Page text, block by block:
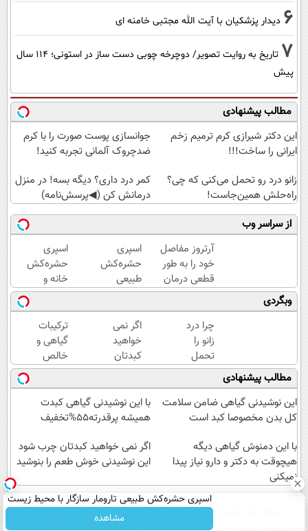
6 دیدار پزشکیان با آیت الله مجتبی خامنه ای
7
تاریخ به روایت تصویر/ دوچرخه چوبی دست ساز در استونی؛ 114 سال
پیش
مطالب پیشنهادی
این دکتر شیرازی کرم ترمیم زخم
ایرانی را ساخت!!!
جوانسازی پوست صورت را با کرم
ضدچروک آلمانی تجربه کنید!
زانو درد رو تحمل می‌کنی که چی؟
راه‌حلش همین‌جاست!
کمر درد داری؟ دیگه بسه! در منزل
درمانش کن (◀پرسش‌نامه)
از سراسر وب
آرتروز مفاصل
خود را به طور
قطعی درمان
کنید!
◗پرسش‌نامه◖
اسپری
حشره‌کش
طبیعی
تارومار
سازگار با
محیط
زیست و با
محافظت
طبیعی
اسپری
حشره‌کش
خانه و
گیاهان
خانگی،
نابودکننده
انواع
حشرات
خانگی و
آفات
وبگردی
چرا درد
زانو را
تحمل
می‌کنی؟
خیلی
ساده
درمنزل
کن
اگر نمی
خواهید
کبدتان
چرب
شود این
نوشیدنی
خوش
بنوشید
ترکیبات
گیاهی و
خالص
این
دمنوش
گیاهی
کبدت رو
میکنه
مطالب پیشنهادی
این نوشیدنی گیاهی ضامن سلامت
کل بدن مخصوصا کبد است
با این نوشیدنی گیاهی کبدت
همیشه پرقدرته55%تخفیف
با این دمنوش گیاهی دیگه
هیچوقت به دکتر و دارو نیاز پیدا
نمیکنی
اگر نمی خواهید کبدتان چرب شود
این نوشیدنی خوش طعم را بنوشید
اسپری حشره‌کش طبیعی تارومار سازگار با محیط زیست
و با محافظت طبیعی
مشاهده عصر ایران۲ تماس با ما